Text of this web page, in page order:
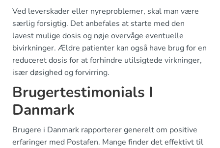
Ved leverskader eller nyreproblemer, skal man være
særlig forsigtig. Det anbefales at starte med den
lavest mulige dosis og nøje overvåge eventuelle
bivirkninger. Ældre patienter kan også have brug for en
reduceret dosis for at forhindre utilsigtede virkninger,
især døsighed og forvirring.
Brugertestimonials I
Danmark
Brugere i Danmark rapporterer generelt om positive
erfaringer med Postafen. Mange finder det effektivt til